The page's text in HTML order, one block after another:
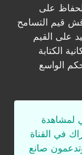
على
قيم التسامح
على القيم
الكتابة
الواسع
لمشاهدة
في القناة
صانع